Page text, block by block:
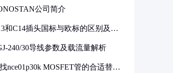
公司简介
和C14插头国标与欧标的区别及其
240/30导线参数及载流量解析
nce01p30k MOSFET管的合适替代